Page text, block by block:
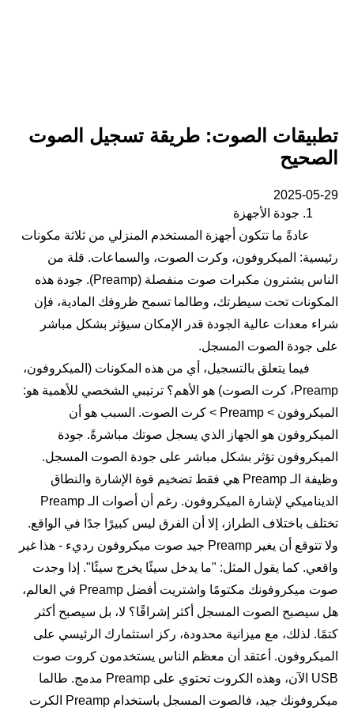
تطبيقات الصوت: طريقة تسجيل الصوت
الصحيح
2025-05-29
عادةً ما تتكون أجهزة المستخدم المنزلي من ثلاثة مكونات
رئيسية: الميكروفون، وكرت الصوت، والسماعات. قلة من
الناس يشترون مكبرات صوت منفصلة (Preamp). جودة هذه
المكونات تحت سيطرتك، وطالما تسمح ظروفك المادية، فإن
شراء معدات عالية الجودة قدر الإمكان سيؤثر بشكل مباشر
على جودة الصوت المسجل.
فيما يتعلق بالتسجيل، أي من هذه المكونات (الميكروفون،
Preamp، كرت الصوت) هو الأهم؟ ترتيبي الشخصي للأهمية هو:
الميكروفون > Preamp > كرت الصوت. السبب هو أن
الميكروفون هو الجهاز الذي يسجل صوتك مباشرةً. جودة
الميكروفون تؤثر بشكل مباشر على جودة الصوت المسجل.
وظيفة الـ Preamp هي فقط تضخيم قوة الإشارة والنطاق
الديناميكي لإشارة الميكروفون. رغم أن أصوات الـ Preamp
تختلف باختلاف الطراز، إلا أن الفرق ليس كبيرًا جدًا في الواقع.
ولا تتوقع أن يغير Preamp جيد صوت ميكروفون رديء - هذا غير
واقعي. كما يقول المثل: "ما يدخل سيئًا يخرج سيئًا". إذا وجدت
صوت ميكروفونك مكتومًا واشتريت أفضل Preamp في العالم،
هل سيصبح الصوت المسجل أكثر إشراقًا؟ لا، بل سيصبح أكثر
كتمًا. لذلك، مع ميزانية محدودة، ركز استثمارك الرئيسي على
الميكروفون. أعتقد أن معظم الناس يستخدمون كروت صوت
USB الآن، وهذه الكروت تحتوي على Preamp مدمج. طالما
ميكروفونك جيد، فالصوت المسجل باستخدام Preamp الكرت